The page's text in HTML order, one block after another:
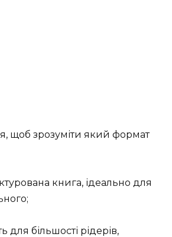
щоб зрозуміти який формат
книга, ідеально для
для більшості рідерів,